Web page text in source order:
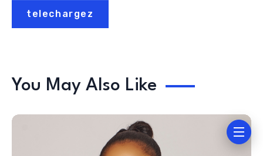
telechargez
You May Also Like